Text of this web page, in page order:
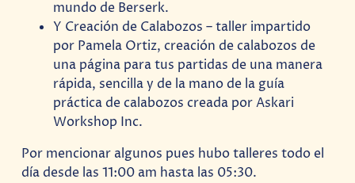
mundo de Berserk.
Y Creación de Calabozos – taller impartido
por Pamela Ortiz, creación de calabozos de
una página para tus partidas de una manera
rápida, sencilla y de la mano de la guía
práctica de calabozos creada por Askari
Workshop Inc.
Por mencionar algunos pues hubo talleres todo el
día desde las 11:00 am hasta las 05:30.